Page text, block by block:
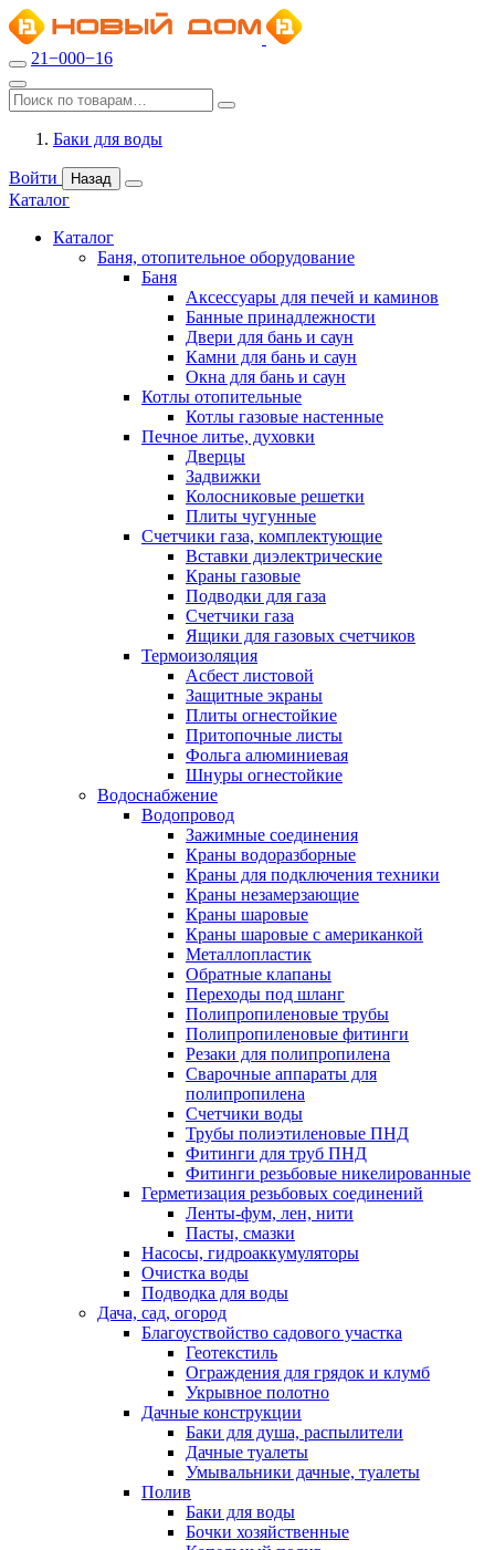
21−000−16
Баки для воды
Войти Назад
Каталог
Каталог
Баня, отопительное оборудование
Баня
Аксессуары для печей и каминов
Банные принадлежности
Двери для бань и саун
Камни для бань и саун
Окна для бань и саун
Котлы отопительные
Котлы газовые настенные
Печное литье, духовки
Дверцы
Задвижки
Колосниковые решетки
Плиты чугунные
Счетчики газа, комплектующие
Вставки диэлектрические
Краны газовые
Подводки для газа
Счетчики газа
Ящики для газовых счетчиков
Термоизоляция
Асбест листовой
Защитные экраны
Плиты огнестойкие
Притопочные листы
Фольга алюминиевая
Шнуры огнестойкие
Водоснабжение
Водопровод
Зажимные соединения
Краны водоразборные
Краны для подключения техники
Краны незамерзающие
Краны шаровые
Краны шаровые с американкой
Металлопластик
Обратные клапаны
Переходы под шланг
Полипропиленовые трубы
Полипропиленовые фитинги
Резаки для полипропилена
Сварочные аппараты для
полипропилена
Счетчики воды
Трубы полиэтиленовые ПНД
Фитинги для труб ПНД
Фитинги резьбовые никелированные
Герметизация резьбовых соединений
Ленты-фум, лен, нити
Пасты, смазки
Насосы, гидроаккумуляторы
Очистка воды
Подводка для воды
Дача, сад, огород
Благоуствойство садового участка
Геотекстиль
Ограждения для грядок и клумб
Укрывное полотно
Дачные конструкции
Баки для душа, распылители
Дачные туалеты
Умывальники дачные, туалеты
Полив
Баки для воды
Бочки хозяйственные